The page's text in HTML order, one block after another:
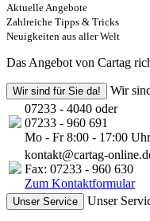
Aktuelle Angebote
Zahlreiche Tipps & Tricks
Neuigkeiten aus aller Welt
Das Angebot von Cartag
Wir sind für Sie da!
Wir
07233 - 4040 oder
07233 - 960 691
Mo - Fr 8:00 - 17:00 Uhr
kontakt@cartag-
Fax: 07233 - 960 630
Zum Kontaktformular
Unser Service Unser